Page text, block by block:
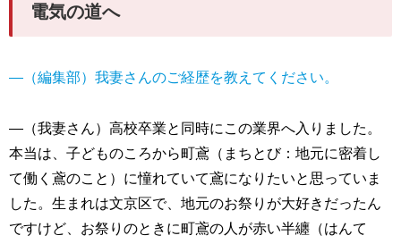
電気の道へ
―（編集部）我妻さんのご経歴を教えてください。
―（我妻さん）高校卒業と同時にこの業界へ入りました。
本当は、子どものころから町鳶（まちとび：地元に密着し
て働く鳶のこと）に憧れていて鳶になりたいと思っていま
した。生まれは文京区で、地元のお祭りが大好きだったん
ですけど、お祭りのときに町鳶の人が赤い半纏（はんて